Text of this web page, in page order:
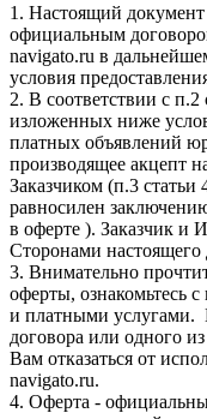
1. Настоящий
официальным
navigato.ru в
условия
2. В соответствии с
изложенных ниже
платных объявлений
производящее акцепт
Заказчиком (п.3
равносилен
в оферте ). Заказчик и
Сторонами настоящего
3. Внимательно
оферты, ознакомьтесь
и платными услугами.
договора или одного
Вам отказаться от
navigato.ru.
4. Оферта -